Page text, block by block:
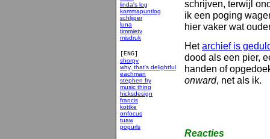
linda's log
kommapuntlog
schlijper
luna
timmietv
misdruk
[ENG]
shorpy
why, that's delightful
eachman
stephen fry
music thing
hicksdesign
francis
kottke
onfocus
tuaw
popurls
schrijven, terwijl
ik een poging
hier vaker wat
Hetarchief is
dood als een pier,
handen of
onward, net als ik.
Reacties